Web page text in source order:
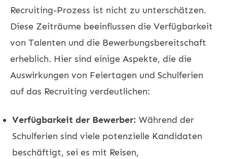
Recruiting-Prozess ist nicht zu unterschätzen.
Diese Zeiträume beeinflussen die Verfügbarkeit
von Talenten und die Bewerbungsbereitschaft
erheblich. Hier sind einige Aspekte, die die
Auswirkungen von Feiertagen und Schulferien
auf das Recruiting verdeutlichen:
Verfügbarkeit der Bewerber: Während der
Schulferien sind viele potenzielle Kandidaten
beschäftigt, sei es mit Reisen,